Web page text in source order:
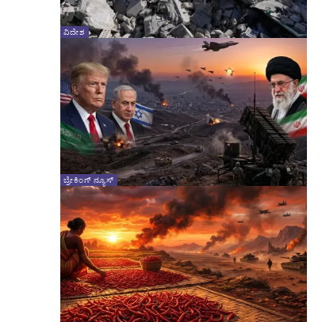
ವಿದೇಶ
ಬ್ರೇಕಿಂಗ್ ನ್ಯೂಸ್